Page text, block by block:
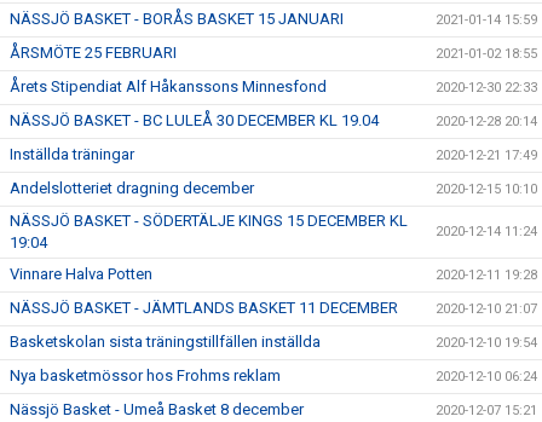
NÄSSJÖ BASKET - BORÅS BASKET 15 JANUARI 2021-01-14 15:59
ÅRSMÖTE 25 FEBRUARI 2021-01-02 18:55
Årets Stipendiat Alf Håkanssons Minnesfond 2020-12-30 22:33
NÄSSJÖ BASKET - BC LULEÅ 30 DECEMBER KL 19.04 2020-12-28 20:14
Inställda träningar 2020-12-21 17:49
Andelslotteriet dragning december 2020-12-15 10:10
NÄSSJÖ BASKET - SÖDERTÄLJE KINGS 15 DECEMBER KL
19:04
2020-12-14 11:24
Vinnare Halva Potten 2020-12-11 19:28
NÄSSJÖ BASKET - JÄMTLANDS BASKET 11 DECEMBER 2020-12-10 21:07
Basketskolan sista träningstillfällen inställda 2020-12-10 19:54
Nya basketmössor hos Frohms reklam 2020-12-10 06:24
Nässjö Basket - Umeå Basket 8 december 2020-12-07 15:21